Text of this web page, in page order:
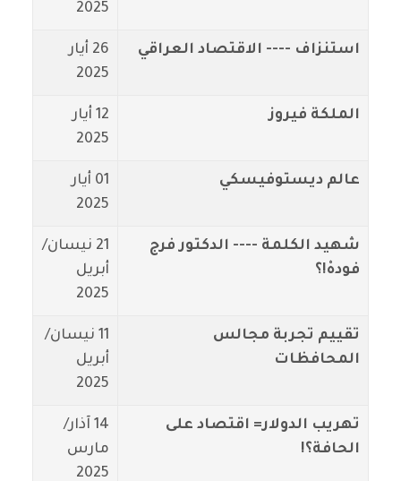
2025
استنزاف ---- الاقتصاد العراقي
26 أيار
2025
الملكة فيروز
12 أيار
2025
عالم ديستوفيسكي
01 أيار
2025
شهيد الكلمة ---- الدكتور فرج
فودهْ!؟
21 نيسان/
أبريل
2025
تقييم تجربة مجالس
المحافظات
11 نيسان/
أبريل
2025
تهريب الدولار= اقتصاد على
الحافة؟!
14 آذار/
مارس
2025